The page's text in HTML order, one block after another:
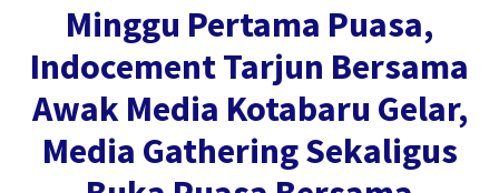
Minggu Pertama Puasa,
Indocement Tarjun Bersama
Awak Media Kotabaru Gelar,
Media Gathering Sekaligus